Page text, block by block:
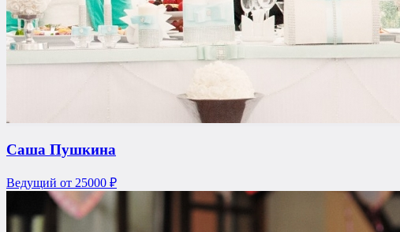
Саша Пушкина
Ведущий от 25000 ₽